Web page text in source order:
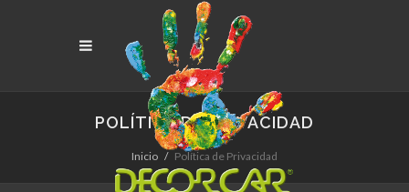
POLÍTICA DE PRIVACIDAD
Inicio Política de Privacidad